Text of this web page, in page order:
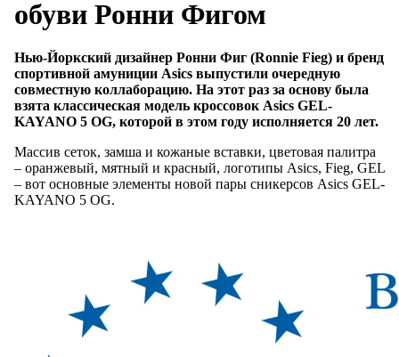
обуви Ронни Фигом
Нью-Йоркский дизайнер Ронни Фиг (Ronnie Fieg) и бренд
спортивной амуниции Asics выпустили очередную
совместную коллаборацию. На этот раз за основу была
взята классическая модель кроссовок Asics GEL-
KAYANO 5 OG, которой в этом году исполняется 20 лет.
Массив сеток, замша и кожаные вставки, цветовая палитра
– оранжевый, мятный и красный, логотипы Asics, Fieg, GEL
– вот основные элементы новой пары сникерсов Asics GEL-
KAYANO 5 OG.